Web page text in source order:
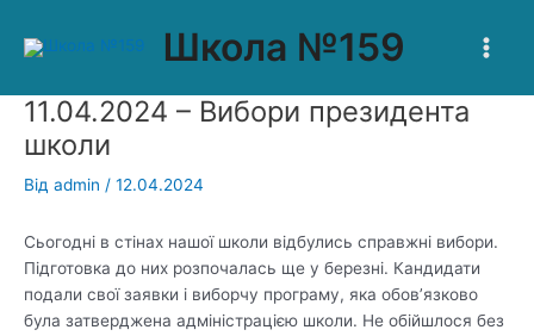
Школа №159
11.04.2024 – Вибори президента
школи
Від admin / 12.04.2024
Сьогодні в стінах нашої школи відбулись справжні вибори.
Підготовка до них розпочалась ще у березні. Кандидати
подали свої заявки і виборчу програму, яка обов’язково
була затверджена адміністрацією школи. Не обійшлося без
navigation